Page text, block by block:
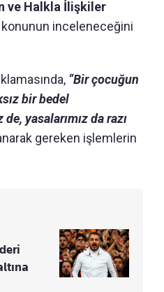
ve Halkla İlişkiler
konunun inceleneceğini
“Bir çocuğun
bir bedel
yasalarımız da razı
gereken işlemlerin